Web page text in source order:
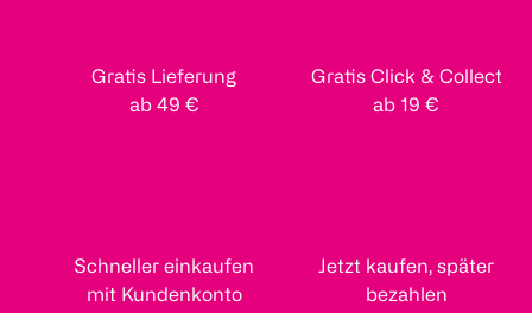
Gratis Lieferung
ab 49 €
Gratis Click & Collect
ab 19 €
Schneller einkaufen
mit Kundenkonto
Jetzt kaufen, später
bezahlen